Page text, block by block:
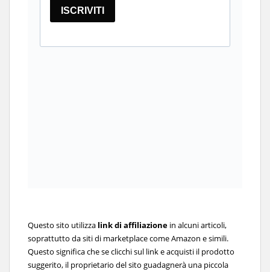
Questo sito utilizza link di affiliazione in alcuni articoli,
soprattutto da siti di marketplace come Amazon e simili.
Questo significa che se clicchi sul link e acquisti il prodotto
suggerito, il proprietario del sito guadagnerà una piccola